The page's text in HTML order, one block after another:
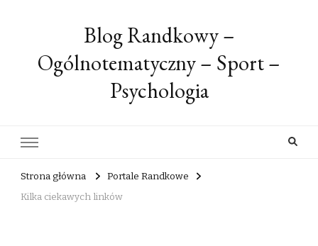
Blog Randkowy –
Ogólnotematyczny – Sport –
Psychologia
Strona główna
Portale Randkowe
Kilka ciekawych linków